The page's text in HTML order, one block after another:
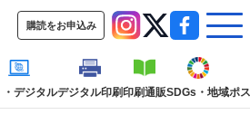
購読をお申込み
・デジタルデジタル印刷印刷通販SDGs・地域ポ